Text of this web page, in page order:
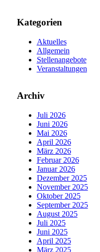
Kategorien
Aktuelles
Allgemein
Stellenangebote
Veranstaltungen
Archiv
Juli 2026
Juni 2026
Mai 2026
April 2026
März 2026
Februar 2026
Januar 2026
Dezember 2025
November 2025
Oktober 2025
September 2025
August 2025
Juli 2025
Juni 2025
April 2025
März 2025